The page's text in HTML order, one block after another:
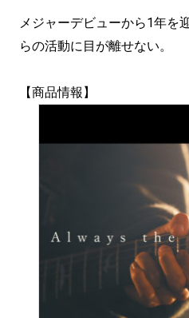
メジャーデビューから1年を
らの活動に目が離せない。
【商品情報】